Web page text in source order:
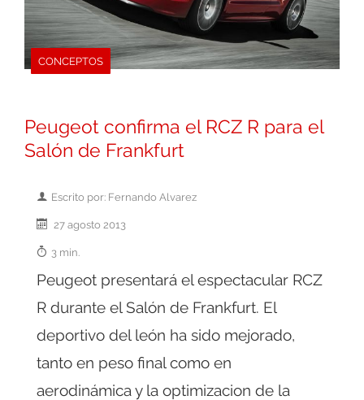
CONCEPTOS
Peugeot confirma el RCZ R para el
Salón de Frankfurt
Escrito por: Fernando Alvarez
27 agosto 2013
3 min.
Peugeot presentará el espectacular RCZ
R durante el Salón de Frankfurt. El
deportivo del león ha sido mejorado,
tanto en peso final como en
aerodinámica y la optimizacion de la